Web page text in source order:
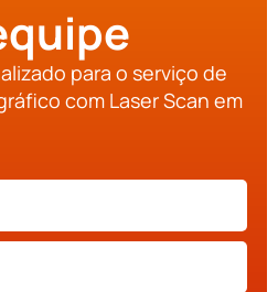
para o serviço de
com Laser Scan em